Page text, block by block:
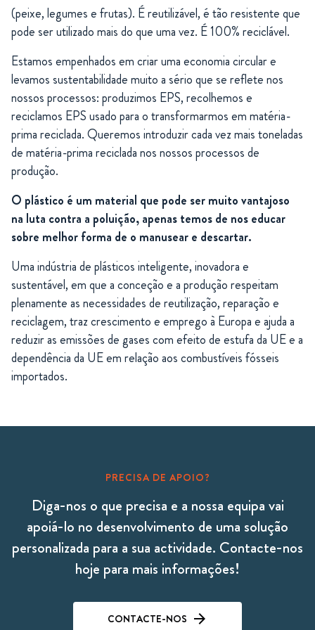
(peixe, legumes e frutas). É reutilizável, é tão resistente que
pode ser utilizado mais do que uma vez. É 100% reciclável.
Estamos empenhados em criar uma economia circular e
levamos sustentabilidade muito a sério que se reflete nos
nossos processos: produzimos EPS, recolhemos e
reciclamos EPS usado para o transformarmos em matéria-
prima reciclada. Queremos introduzir cada vez mais toneladas
de matéria-prima reciclada nos nossos processos de
produção.
O plástico é um material que pode ser muito vantajoso
na luta contra a poluição, apenas temos de nos educar
sobre melhor forma de o manusear e descartar.
Uma indústria de plásticos inteligente, inovadora e
sustentável, em que a conceção e a produção respeitam
plenamente as necessidades de reutilização, reparação e
reciclagem, traz crescimento e emprego à Europa e ajuda a
reduzir as emissões de gases com efeito de estufa da UE e a
dependência da UE em relação aos combustíveis fósseis
importados.
PRECISA DE APOIO?
Diga-nos o que precisa e a nossa equipa vai
apoiá-lo no desenvolvimento de uma solução
personalizada para a sua actividade. Contacte-nos
hoje para mais informações!
CONTACTE-NOS